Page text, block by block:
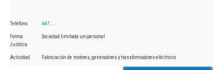
Teléfono 647.....
Forma
Jurídica
Sociedad limitada unipersonal
Actividad Fabricación de motores, generadores y transformadores eléctricos